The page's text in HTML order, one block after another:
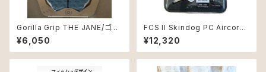
Gorilla Grip THE JANE/ゴリ
ラグリップMARINE_TEAL
¥6,050
FCS II Skindog PC Aircore
Dawn Grey Medium Side B
yte
¥12,320